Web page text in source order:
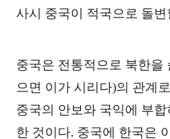
사시 중국이 적국으로 돌
중국은 전통적으로 북한을
으면 이가 시리다)의 관계
중국의 안보와 국익에 부합
한 것이다. 중국에 한국은